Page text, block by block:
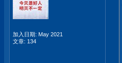
加入日期: May 2021
文章: 134